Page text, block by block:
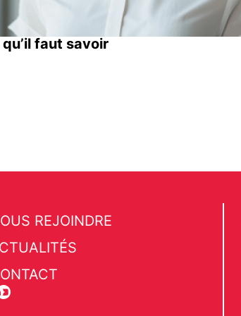
faut savoir
REJOINDRE